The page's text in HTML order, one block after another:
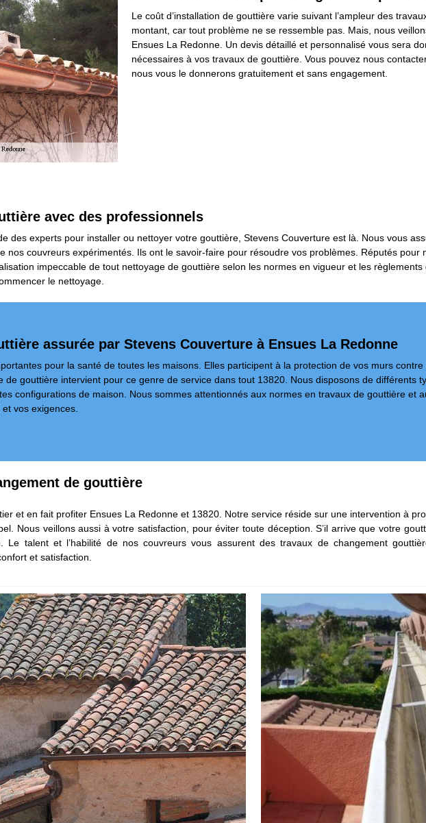
Le coût d’installation de gouttière varie suivant l’ampleur des
montant, car tout problème ne se ressemble pas. Mais, nous
Ensues La Redonne. Un devis détaillé et personnalisé vous sera
nécessaires à vos travaux de gouttière. Vous pouvez nous
nous vous le donnerons gratuitement et sans engagement.
avec des professionnels
des experts pour installer ou nettoyer votre gouttière, Stevens Couverture est là. Nous vous
nos couvreurs expérimentés. Ils ont le savoir-faire pour résoudre vos problèmes. Réputés pour
impeccable de tout nettoyage de gouttière selon les normes en vigueur et les
le nettoyage.
assurée par Stevens Couverture à Ensues La Redonne
pour la santé de toutes les maisons. Elles participent à la protection de vos murs
de gouttière intervient pour ce genre de service dans tout 13820. Nous disposons de différents
configurations de maison. Nous sommes attentionnés aux normes en travaux de gouttière et
vos exigences.
de gouttière
et en fait profiter Ensues La Redonne et 13820. Notre service réside sur une intervention à
Nous veillons aussi à votre satisfaction, pour éviter toute déception. S’il arrive que votre
Le talent et l’habilité de nos couvreurs vous assurent des travaux de changement
et satisfaction.